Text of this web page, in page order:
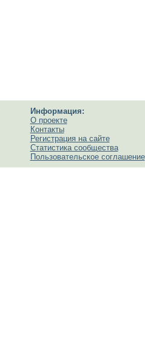
Информация:
О проекте
Контакты
Регистрация на сайте
Статистика сообщества
Пользовательское соглашение